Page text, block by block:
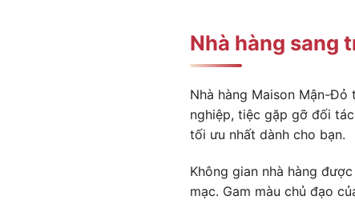
Nhà hàng sang
Nhà hàng Maison Mận-Đỏ
nghiệp, tiệc gặp gỡ đối
tối ưu nhất dành cho bạn.
Không gian nhà hàng
mạc. Gam màu chủ đạo